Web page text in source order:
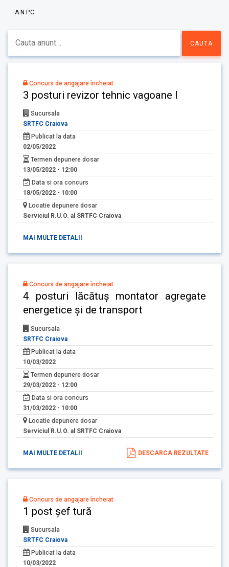
A.N.P.C.
Concurs de angajare încheiat
3 posturi revizor tehnic vagoane I
Sucursala
SRTFC Craiova
Publicat la data
02/05/2022
Termen depunere dosar
13/05/2022 - 12:00
Data si ora concurs
18/05/2022 - 10:00
Locatie depunere dosar
Serviciul R.U.O. al SRTFC Craiova
MAI MULTE DETALII
Concurs de angajare încheiat
4 posturi lăcătuș montator agregate
energetice și de transport
Sucursala
SRTFC Craiova
Publicat la data
10/03/2022
Termen depunere dosar
29/03/2022 - 12:00
Data si ora concurs
31/03/2022 - 10:00
Locatie depunere dosar
Serviciul R.U.O. al SRTFC Craiova
MAI MULTE DETALII DESCARCA REZULTATE
Concurs de angajare încheiat
1 post șef tură
Sucursala
SRTFC Craiova
Publicat la data
10/03/2022